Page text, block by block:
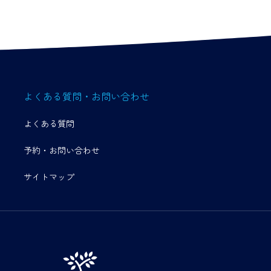
よくある質問・お問い合わせ
よくある質問
予約・お問い合わせ
サイトマップ